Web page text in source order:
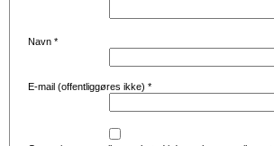
Navn *
E-mail (offentliggøres ikke) *